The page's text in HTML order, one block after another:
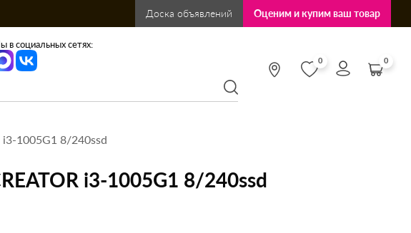
Доска объявлений Оценим и купим ваш товар
в социальных сетях:
0 0
i3-1005G1 8/240ssd
i3-1005G1 8/240ssd